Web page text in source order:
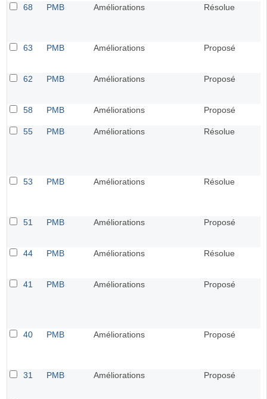
68 PMB Améliorations Résolue
63 PMB Améliorations Proposé
62 PMB Améliorations Proposé
58 PMB Améliorations Proposé
55 PMB Améliorations Résolue
53 PMB Améliorations Résolue
51 PMB Améliorations Proposé
44 PMB Améliorations Résolue
41 PMB Améliorations Proposé
40 PMB Améliorations Proposé
31 PMB Améliorations Proposé